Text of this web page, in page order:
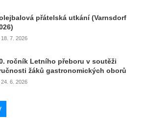
přátelská utkání (Varnsdorf
18. 7. 2026
ročník Letního přeboru v soutěži
žáků gastronomických oborů
24. 6. 2026